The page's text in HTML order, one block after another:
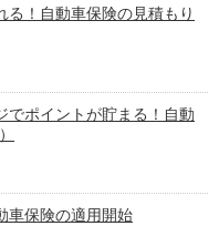
る！自動車保険の見積もり
でポイントが貯まる！自動
車保険の適用開始